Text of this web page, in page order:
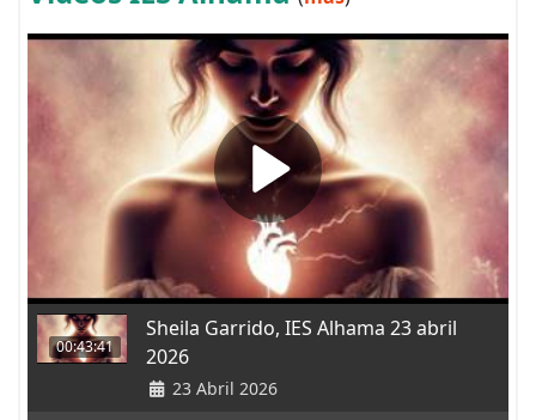
00:43:41
Sheila Garrido, IES Alhama 23 abril
2026
23 Abril 2026